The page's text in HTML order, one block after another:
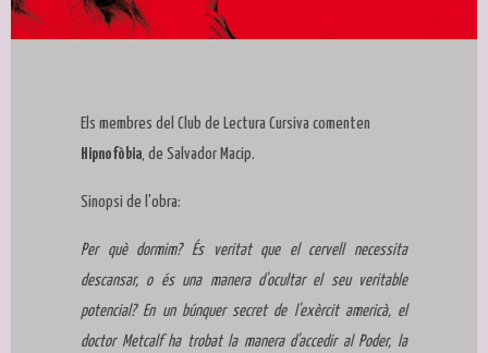
Els membres del Club de Lectura Cursiva comenten
Hipnofòbia, de Salvador Macip.
Sinopsi de l'obra:
Per què dormim? És veritat que el cervell necessita
descansar, o és una manera d'ocultar el seu veritable
potencial? En un búnquer secret de l'exèrcit americà, el
doctor Metcalf ha trobat la manera d'accedir al Poder, la